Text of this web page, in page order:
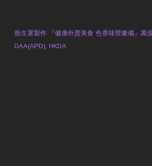
衛生署製作 『健康外賣美食 色香味營兼備』萬
DAA(APD), HKDA